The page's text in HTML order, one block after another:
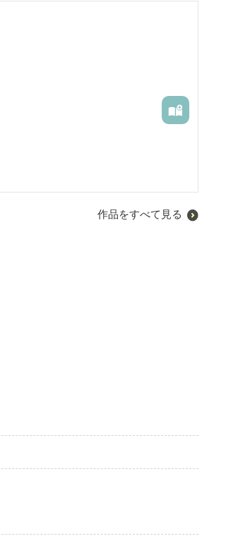
作品をすべて見る